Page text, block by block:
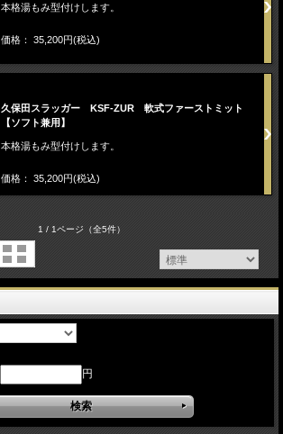
本格湯もみ型付けします。
価格： 35,200円(税込)
久保田スラッガー KSF-ZUR 軟式ファーストミット
【ソフト兼用】
本格湯もみ型付けします。
価格： 35,200円(税込)
1 / 1ページ（全5件）
円